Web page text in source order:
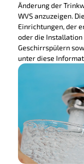
Änderung der
WVS anzuzeigen.
Einrichtungen, der
oder die Installation
Geschirrspülern
unter diese